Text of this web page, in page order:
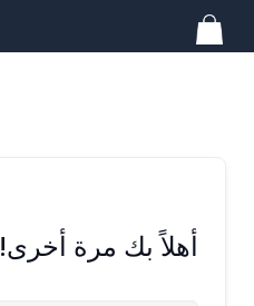
تخطي
أهلاً بك مرة أخرى!